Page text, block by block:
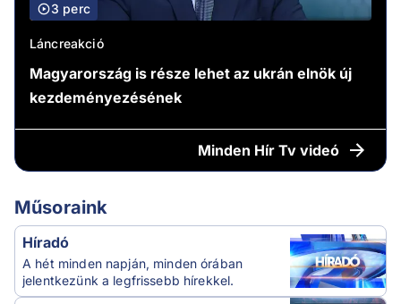
3 perc
Láncreakció
Magyarország is része lehet az ukrán elnök új
kezdeményezésének
Minden Hír Tv videó
Műsoraink
Híradó
A hét minden napján, minden órában
jelentkezünk a legfrissebb hírekkel.